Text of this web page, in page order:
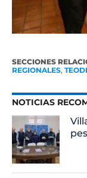
SECCIONES
REGIONALES,
NOTICIAS